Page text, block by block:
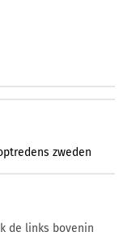
zweden
de links bovenin